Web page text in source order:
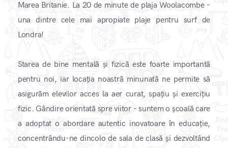
Marea Britanie. La 20 de minute de plaja Woolacombe -
una dintre cele mai apropiate plaje pentru surf de
Londra!
Starea de bine mentală și fizică este foarte importantă
pentru noi, iar locația noastră minunată ne permite să
asigurăm elevilor acces la aer curat, spațiu și exercițiu
fizic. Gândire orientată spre viitor - suntem o școală care
a adoptat o abordare autentic inovatoare în educație,
concentrându-ne dincolo de sala de clasă și dezvoltând